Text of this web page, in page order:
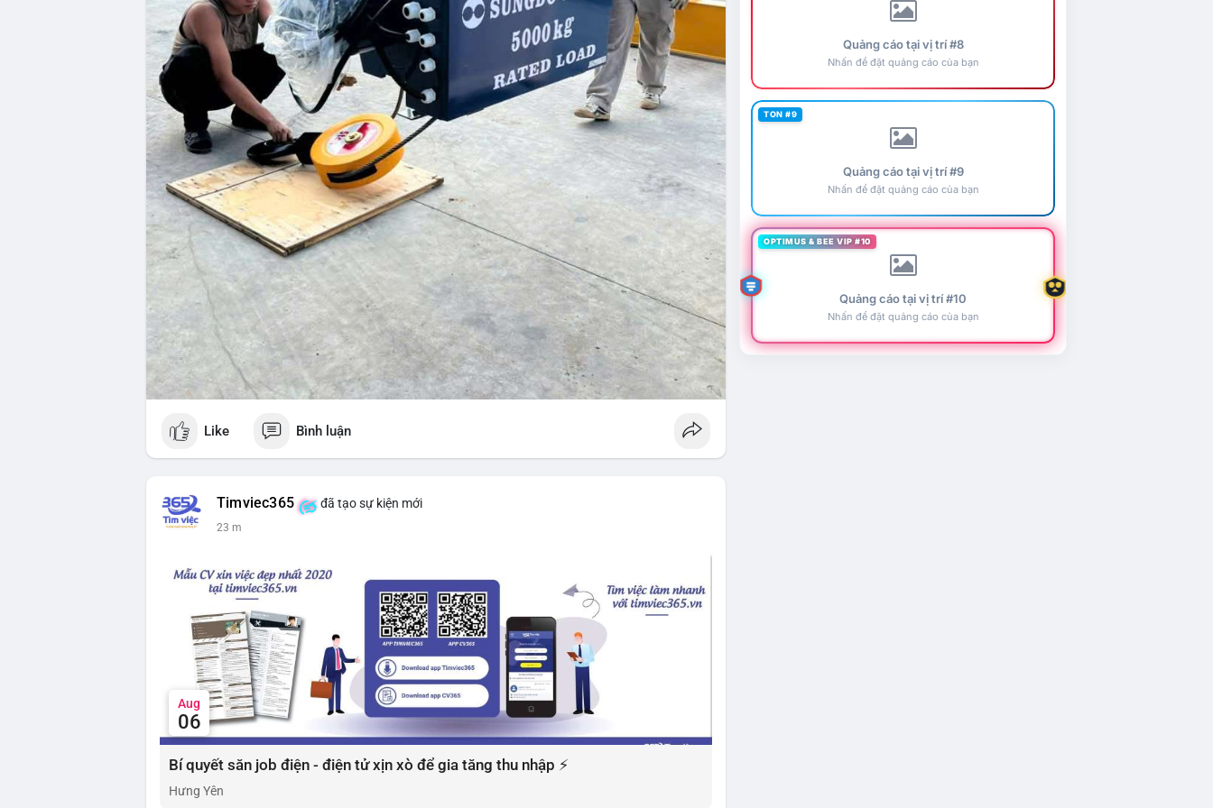
Like Bình luận
Timviec365 đã tạo sự kiện mới
23 m
Aug
06
Bí quyết săn job điện - điện tử xịn xò để gia tăng thu nhập ⚡
Hưng Yên
Quảng cáo tại vị trí #8
Nhấn để đặt quảng cáo của bạn
TON #9
Quảng cáo tại vị trí #9
Nhấn để đặt quảng cáo của bạn
OPTIMUS & BEE VIP #10
Quảng cáo tại vị trí #10
Nhấn để đặt quảng cáo của bạn